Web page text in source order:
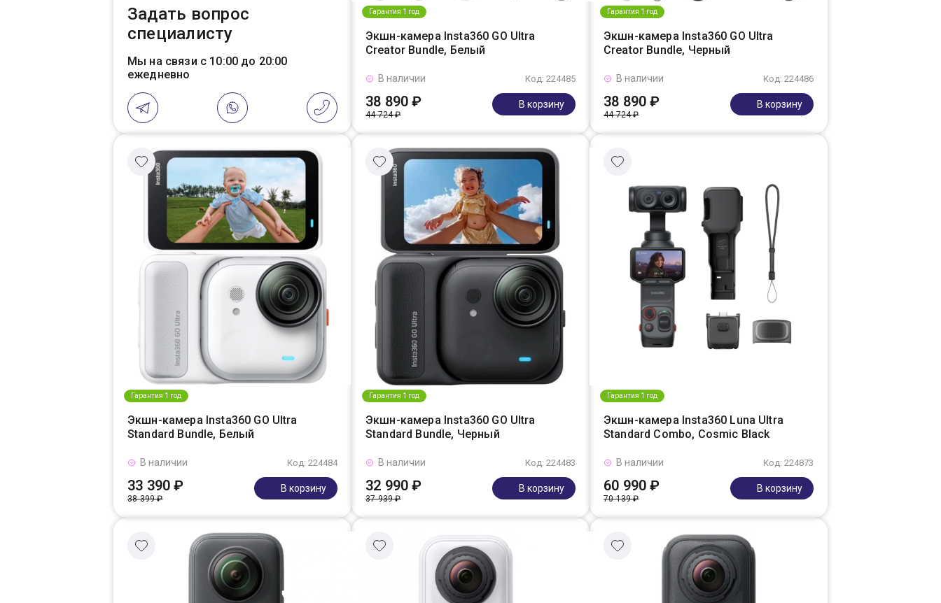
Задать вопрос
специалисту
Мы на связи с 10:00 до 20:00
ежедневно
Гарантия 1 год
Экшн-камера Insta360 GO Ultra
Creator Bundle, Белый
Код: 224485
В наличии
38 890 ₽
44 724 ₽
В корзину
Гарантия 1 год
Экшн-камера Insta360 GO Ultra
Creator Bundle, Черный
Код: 224486
В наличии
38 890 ₽
44 724 ₽
В корзину
Гарантия 1 год
Экшн-камера Insta360 GO Ultra
Standard Bundle, Белый
Код: 224484
В наличии
33 390 ₽
38 399 ₽
В корзину
Гарантия 1 год
Экшн-камера Insta360 GO Ultra
Standard Bundle, Черный
Код: 224483
В наличии
32 990 ₽
37 939 ₽
В корзину
Гарантия 1 год
Экшн-камера Insta360 Luna Ultra
Standard Combo, Cosmic Black
Код: 224873
В наличии
60 990 ₽
70 139 ₽
В корзину